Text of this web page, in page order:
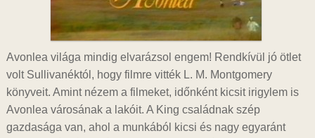
Avonlea világa mindig elvarázsol engem! Rendkívül jó ötlet
volt Sullivanéktól, hogy filmre vitték L. M. Montgomery
könyveit. Amint nézem a filmeket, időnként kicsit irigylem is
Avonlea városának a lakóit. A King családnak szép
gazdasága van, ahol a munkából kicsi és nagy egyaránt